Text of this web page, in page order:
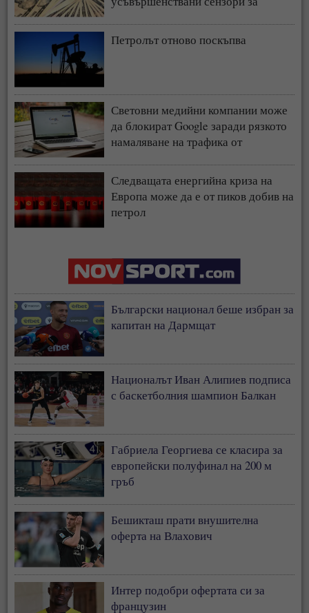
Петролът отново поскъпва
Световни медийни компании може
да блокират Google заради рязкото
намаляване на трафика от
Следващата енергийна криза на
Европа може да е от пиков добив на
петрол
Български национал беше избран за
капитан на Дармщат
Националът Иван Алипиев подписа
с баскетболния шампион Балкан
Габриела Георгиева се класира за
европейски полуфинал на 200 м
гръб
Бешикташ прати внушителна
оферта на Влахович
Интер подобри офертата си за
французин